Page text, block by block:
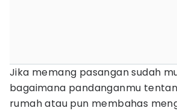
Jika memang pasangan sudah
bagaimana pandanganmu
rumah atau pun membahas